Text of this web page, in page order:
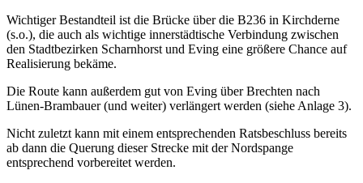
Wichtiger Bestandteil ist die Brücke über die B236 in Kirchderne
(s.o.), die auch als wichtige innerstädtische Verbindung zwischen
den Stadtbezirken Scharnhorst und Eving eine größere Chance auf
Realisierung bekäme.
Die Route kann außerdem gut von Eving über Brechten nach
Lünen-Brambauer (und weiter) verlängert werden (siehe Anlage 3).
Nicht zuletzt kann mit einem entsprechenden Ratsbeschluss bereits
ab dann die Querung dieser Strecke mit der Nordspange
entsprechend vorbereitet werden.